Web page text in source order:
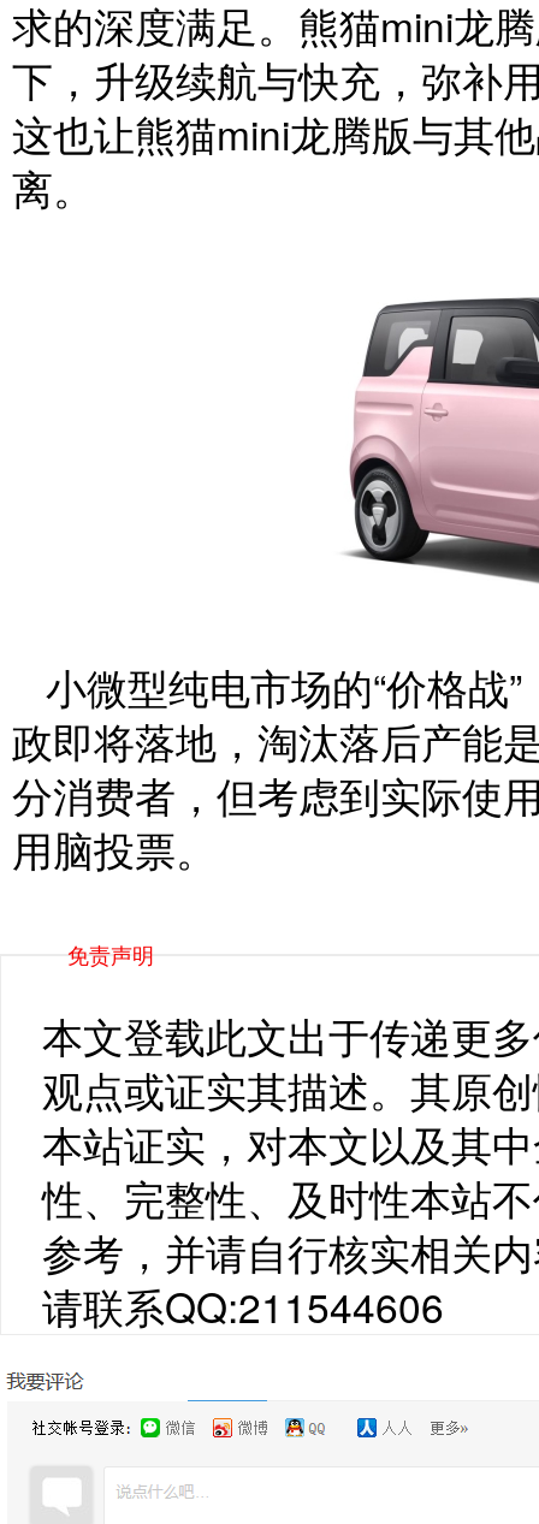
求的深度满足。熊猫mini龙
下，升级续航与快充，弥补
这也让熊猫mini龙腾版与其
离。
小微型纯电市场的“价格战
政即将落地，淘汰落后产能
分消费者，但考虑到实际使
用脑投票。
免责声明
本文登载此文出于传递更
观点或证实其描述。其原
本站证实，对本文以及其
性、完整性、及时性本站
参考，并请自行核实相关
请联系QQ:211544606